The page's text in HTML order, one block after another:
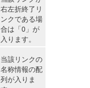
右左折終了リ
ンクである場
合は「0」が
入ります。
当該リンクの
名称情報の配
列が入りま